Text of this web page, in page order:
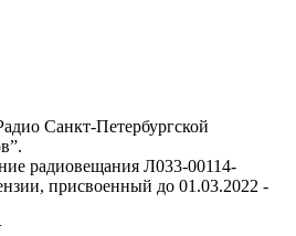
Санкт-Петербургской
радиовещания Л033-00114-
присвоенный до 01.03.2022 -